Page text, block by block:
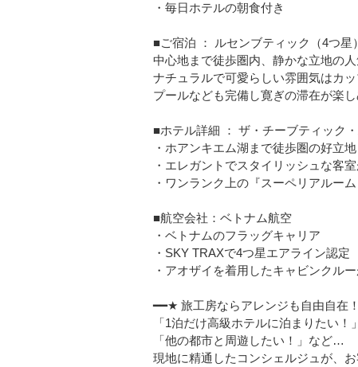
・毎日ホテルの朝食付き
■ご宿泊 ： ルセンブティック（4つ星）
中心地まで徒歩圏内、静かな立地の人
ナチュラルで可愛らしい雰囲気はカッ
プールなども完備し寛ぎの滞在が楽し
■ホテル詳細 ： ザ・チーブティック・
・ホアンキエム湖まで徒歩圏の好立地
・エレガントでスタイリッシュな客
・ワンランク上の『スーペリアルー
■航空会社：ベトナム航空
・ベトナムのフラッグキャリア
・SKY TRAXで4つ星エアライン認定
・アオザイを着用したキャビンクルー
━━★ 旅工房ならアレンジも自由自
「1泊だけ高級ホテルに泊まりたい！」
「他の都市と周遊したい！」など…
現地に精通したコンシェルジュが、